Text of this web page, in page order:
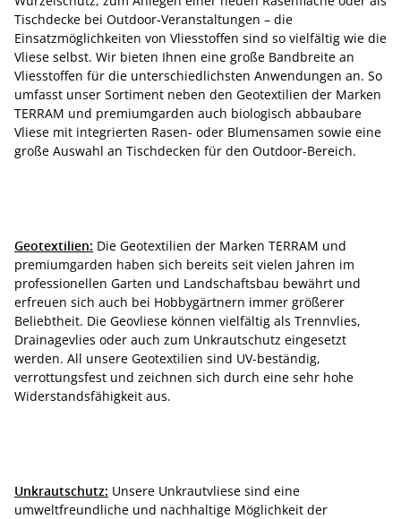
Tischdecke bei Outdoor-Veranstaltungen – die
Einsatzmöglichkeiten von Vliesstoffen sind so vielfältig wie die
Vliese selbst. Wir bieten Ihnen eine große Bandbreite an
Vliesstoffen für die unterschiedlichsten Anwendungen an. So
umfasst unser Sortiment neben den Geotextilien der Marken
TERRAM und premiumgarden auch biologisch abbaubare
Vliese mit integrierten Rasen- oder Blumensamen sowie eine
große Auswahl an Tischdecken für den Outdoor-Bereich.
Geotextilien: Die Geotextilien der Marken TERRAM und
premiumgarden haben sich bereits seit vielen Jahren im
professionellen Garten und Landschaftsbau bewährt und
erfreuen sich auch bei Hobbygärtnern immer größerer
Beliebtheit. Die Geovliese können vielfältig als Trennvlies,
Drainagevlies oder auch zum Unkrautschutz eingesetzt
werden. All unsere Geotextilien sind UV-beständig,
verrottungsfest und zeichnen sich durch eine sehr hohe
Widerstandsfähigkeit aus.
Unkrautschutz: Unsere Unkrautvliese sind eine
umweltfreundliche und nachhaltige Möglichkeit der